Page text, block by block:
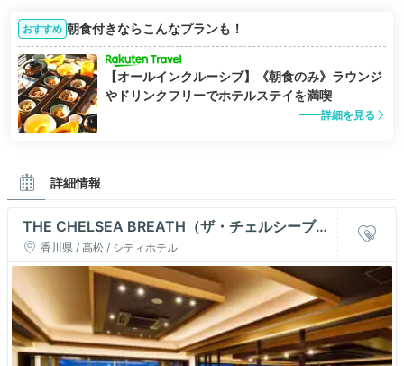
おすすめ 朝食付きならこんなプランも！
【オールインクルーシブ】《朝食のみ》ラウンジ
やドリンクフリーでホテルステイを満喫
詳細を見る
詳細情報
THE CHELSEA BREATH（ザ・チェルシーブレ
ス）香川県 / 高松 / シティホテル